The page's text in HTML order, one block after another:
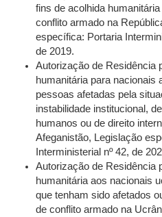
fins de acolhida
conflito armado na
específica: Portaria
de 2019.
Autorização de Residência
humanitária para nacionais
pessoas afetadas pela
instabilidade institucional,
humanos ou de direito
Afeganistão, Legislação
Interministerial nº 42, de
Autorização de Residência
humanitária aos nacionais
que tenham sido afetados
de conflito armado na